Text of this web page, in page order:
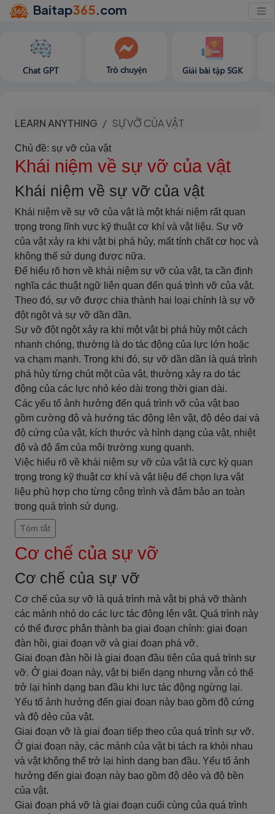
Baitap365.com
Chat GPT Trò chuyện Giải bài tập SGK
LEARN ANYTHING SỰ VỠ CỦA VẬT
Chủ đề: sự vỡ của vật
Khái niệm về sự vỡ của vật
Khái niệm về sự vỡ của vật
Khái niệm về sự vỡ của vật là một khái niệm rất quan
trọng trong lĩnh vực kỹ thuật cơ khí và vật liệu. Sự vỡ
của vật xảy ra khi vật bị phá hủy, mất tính chất cơ học và
không thể sử dụng được nữa.
Để hiểu rõ hơn về khái niệm sự vỡ của vật, ta cần định
nghĩa các thuật ngữ liên quan đến quá trình vỡ của vật.
Theo đó, sự vỡ được chia thành hai loại chính là sự vỡ
đột ngột và sự vỡ dần dần.
Sự vỡ đột ngột xảy ra khi một vật bị phá hủy một cách
nhanh chóng, thường là do tác động của lực lớn hoặc
va chạm mạnh. Trong khi đó, sự vỡ dần dần là quá trình
phá hủy từng chút một của vật, thường xảy ra do tác
động của các lực nhỏ kéo dài trong thời gian dài.
Các yếu tố ảnh hưởng đến quá trình vỡ của vật bao
gồm cường độ và hướng tác động lên vật, độ dẻo dai và
độ cứng của vật, kích thước và hình dạng của vật, nhiệt
độ và độ ẩm của môi trường xung quanh.
Việc hiểu rõ về khái niệm sự vỡ của vật là cực kỳ quan
trọng trong kỹ thuật cơ khí và vật liệu để chọn lựa vật
liệu phù hợp cho từng công trình và đảm bảo an toàn
trong quá trình sử dụng.
Tóm tắt
Cơ chế của sự vỡ
Cơ chế của sự vỡ
Cơ chế của sự vỡ là quá trình mà vật bị phá vỡ thành
các mảnh nhỏ do các lực tác động lên vật. Quá trình này
có thể được phân thành ba giai đoạn chính: giai đoạn
đàn hồi, giai đoạn vỡ và giai đoạn phá vỡ.
Giai đoạn đàn hồi là giai đoạn đầu tiên của quá trình sự
vỡ. Ở giai đoạn này, vật bị biến dạng nhưng vẫn có thể
trở lại hình dạng ban đầu khi lực tác động ngừng lại.
Yếu tố ảnh hưởng đến giai đoạn này bao gồm độ cứng
và độ dẻo của vật.
Giai đoạn vỡ là giai đoạn tiếp theo của quá trình sự vỡ.
Ở giai đoạn này, các mảnh của vật bị tách ra khỏi nhau
và vật không thể trở lại hình dạng ban đầu. Yếu tố ảnh
hưởng đến giai đoạn này bao gồm độ dẻo và độ bền
của vật.
Giai đoạn phá vỡ là giai đoạn cuối cùng của quá trình